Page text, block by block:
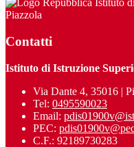
Istituto
Piazzola
Contatti
Istituto di Istruzione
Via Dante 4, 35016 |
Tel: 0495590023
Email:
PEC:
C.F.: 92189730283